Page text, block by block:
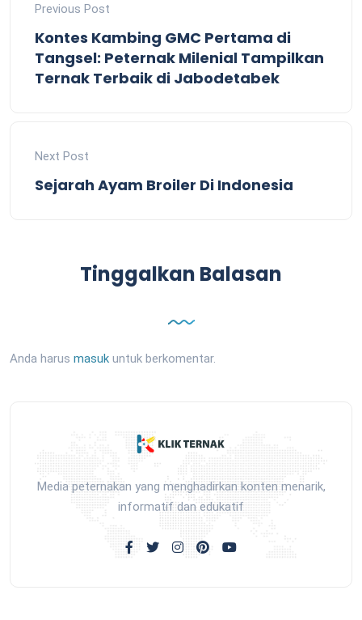
Previous Post
Kontes Kambing GMC Pertama di
Tangsel: Peternak Milenial Tampilkan
Ternak Terbaik di Jabodetabek
Next Post
Sejarah Ayam Broiler Di Indonesia
Tinggalkan Balasan
Anda harus masuk untuk berkomentar.
Media peternakan yang menghadirkan konten menarik,
informatif dan edukatif